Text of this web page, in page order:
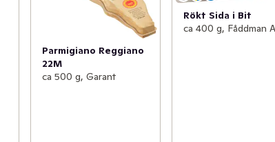
Parmigiano Reggiano
22M
ca 500 g, Garant
Rökt Sida i Bit
ca 400 g, Fåddman